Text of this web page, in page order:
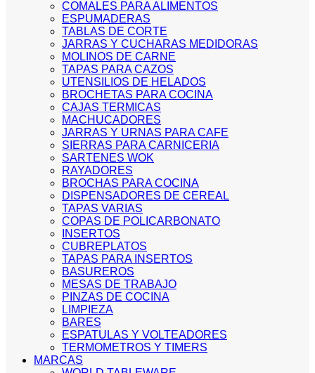
COMALES PARA ALIMENTOS
ESPUMADERAS
TABLAS DE CORTE
JARRAS Y CUCHARAS MEDIDORAS
MOLINOS DE CARNE
TAPAS PARA CAZOS
UTENSILIOS DE HELADOS
BROCHETAS PARA COCINA
CAJAS TERMICAS
MACHUCADORES
JARRAS Y URNAS PARA CAFE
SIERRAS PARA CARNICERIA
SARTENES WOK
RAYADORES
BROCHAS PARA COCINA
DISPENSADORES DE CEREAL
TAPAS VARIAS
COPAS DE POLICARBONATO
INSERTOS
CUBREPLATOS
TAPAS PARA INSERTOS
BASUREROS
MESAS DE TRABAJO
PINZAS DE COCINA
LIMPIEZA
BARES
ESPATULAS Y VOLTEADORES
TERMOMETROS Y TIMERS
MARCAS